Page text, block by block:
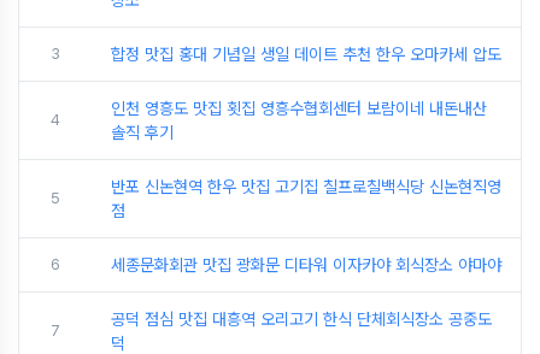
3 합정 맛집 홍대 기념일 생일 데이트 추천 한우 오마카세 압도
4
인천 영흥도 맛집 횟집 영흥수협회센터 보람이네 내돈내산
솔직 후기
5
반포 신논현역 한우 맛집 고기집 칠프로칠백식당 신논현직영
점
6 세종문화회관 맛집 광화문 디타워 이자카야 회식장소 야마야
7
공덕 점심 맛집 대흥역 오리고기 한식 단체회식장소 공중도
덕